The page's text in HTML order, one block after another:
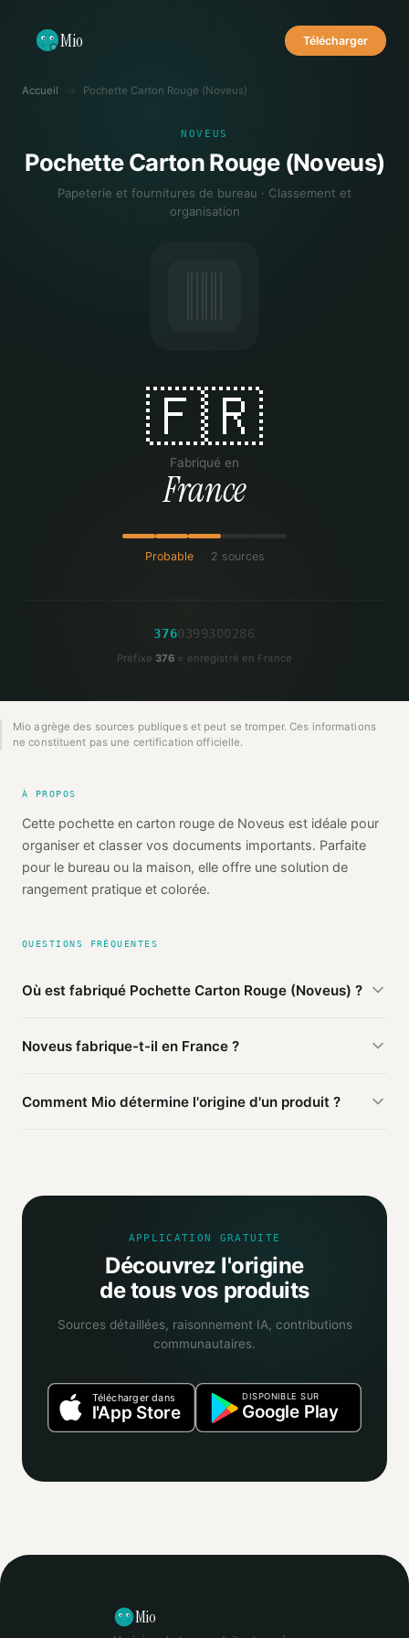
Mio Télécharger
Accueil → Pochette Carton Rouge (Noveus)
NOVEUS
Pochette Carton Rouge (Noveus)
Papeterie et fournitures de bureau · Classement et
organisation
🇫🇷
Fabriqué en
France
Probable 2 sources
3760 399 300 286
Préfixe 376 = enregistré en France
Mio agrège des sources publiques et peut se tromper. Ces informations
ne constituent pas une certification officielle.
À PROPOS
Cette pochette en carton rouge de Noveus est idéale pour
organiser et classer vos documents importants. Parfaite
pour le bureau ou la maison, elle offre une solution de
rangement pratique et colorée.
QUESTIONS FRÉQUENTES
Où est fabriqué Pochette Carton Rouge (Noveus) ?
Carton Rouge (Noveus) de Noveus est fabriqué en
France
Noveus fabrique-t-il en France ?
France.
Comment Mio détermine l'origine d'un produit ?
selon la fiabilité des informations trouvées.
APPLICATION GRATUITE
Découvrez l'origine
de tous vos produits
Sources détaillées, raisonnement IA, contributions
communautaires.
Télécharger dans
l'App Store
DISPONIBLE SUR
Google Play
Mio